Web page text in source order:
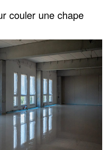
couler une chape